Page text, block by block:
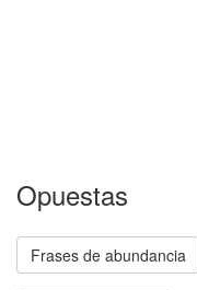
Opuestas
Frases de abundancia